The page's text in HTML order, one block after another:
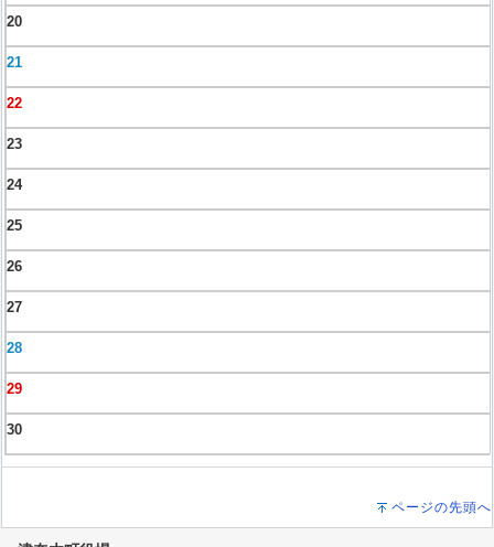
20
21
22
23
24
25
26
27
28
29
30
ページの先頭へ